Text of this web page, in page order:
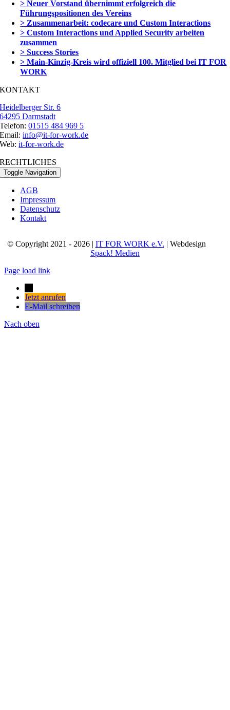
> Neuer Vorstand übernimmt erfolgreich die
Führungspositionen des Vereins
> Zusammenarbeit: codecare und Custom Interactions
> Custom Interactions und Applied Security arbeiten
zusammen
> Success Stories
> Main-Kinzig-Kreis wird offiziell 100. Mitglied bei IT FOR
WORK
KONTAKT
Heidelberger Str. 6
64295 Darmstadt
Telefon:01515 484 969 5
Email:info@it-for-work.de
Web:it-for-work.de
RECHTLICHES
Toggle Navigation
AGB
Impressum
Datenschutz
Kontakt
© Copyright 2021 - 2026 | IT FOR WORK e.V. | Webdesign
Spack! Medien
Page load link
Jetzt anrufen
E-Mail schreiben
Nach oben